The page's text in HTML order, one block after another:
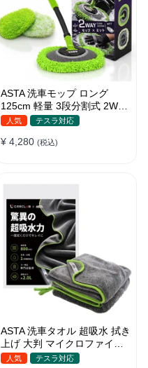
ASTA 洗車モップ ロング
125cm 軽量 3段分割式 2WAY
洗車ブラシ スポンジ 高吸水
110°可動ヘッド 15°カーブ設
人気 テスラ対応
¥ 4,280 (税込)
ASTA 洗車タオル 超吸水 拭き
上げ 大判 マイクロファイバ
ークロス プロ仕様 水拭き 窓
人気 テスラ対応